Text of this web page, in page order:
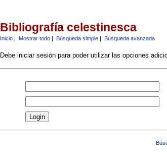
Bibliografía celestinesca
Inicio| Mostrar todo| Búsqueda simple| Búsqueda avanzada
Debe iniciar sesión para poder utilizar las opciones